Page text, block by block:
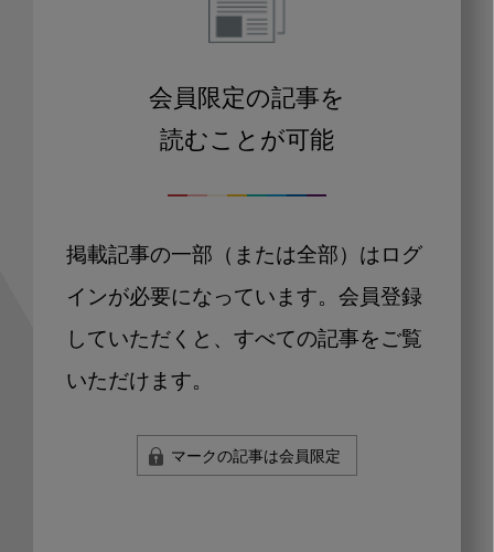
会員限定の記事を
読むことが可能
掲載記事の一部（または全部）はログ
インが必要になっています。会員登録
していただくと、すべての記事をご覧
いただけます。
マークの記事は会員限定